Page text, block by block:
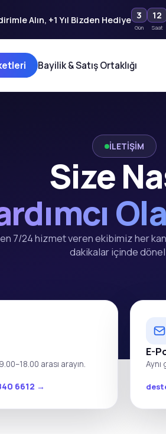
Alın, +1 Yıl Bizden Hediye 3
Gün
12
Saat
Bayilik & Satış Ortaklığı
İLETİŞİM
Size
7/24 hizmet veren ekibimiz her
dakikalar içinde
arası arayın.
6612 →
E-
Aynı